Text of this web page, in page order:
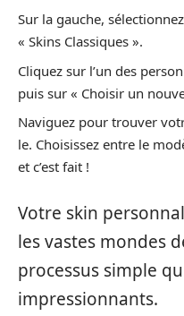
Sur la gauche,
« Skins Classiques ».
Cliquez sur l’un des
puis sur « Choisir un
Naviguez pour trouver
le. Choisissez entre le
et c’est fait !
Votre skin
les vastes mondes
processus simple
impressionnants.